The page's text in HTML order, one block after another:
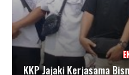
KKP Jajaki Kerjasama